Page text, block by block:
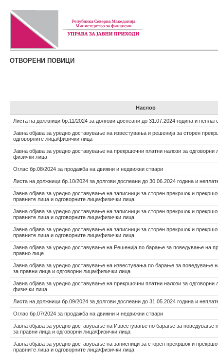
ОТВОРЕНИ ПОВИЦИ
Наслов
Листа на должници бр.11/2024 за долгови доспеани до 31.07.2024 година и
Јавна објава за уредно доставување на известувања и решенија за сторен
одговорните лица/физички лица
Јавна објава за уредно доставување на прекршочни платни налози за одговорни
физички лица
Оглас бр.08/2024 за продажба на движни и недвижни ствари
Листа на должници бр.10/2024 за долгови доспеани до 30.06.2024 година и
Јавна објава за уредно доставување на записници за сторен прекршок и
правните лица и одговорните лица/физички лица
Јавна објава за уредно доставување на записници за сторен прекршок и
правните лица и одговорните лица/физички лица
Јавна објава за уредно доставување на записници за сторен прекршок и
правните лица и одговорните лица/физички лица
Јавна објава за уредно доставување на Решенија по барање за поведување на
правнo лицe
Јавна објава за уредно доставување на известувања по барање за поведување
за правни лица и одговорни лица/физички лица
Јавна објава за уредно доставување на прекршочни платни налози за одговорни
физички лица
Листа на должници бр.09/2024 за долгови доспеани до 31.05.2024 година и
Оглас бр.07/2024 за продажба на движни и недвижни ствари
Јавна објава за уредно доставување на Известување по барање за поведување
за правни лица и одговорни лица/физички лица
Јавна објава за уредно доставување на записници за сторен прекршок и
правните лица и одговорните лица/физички лица